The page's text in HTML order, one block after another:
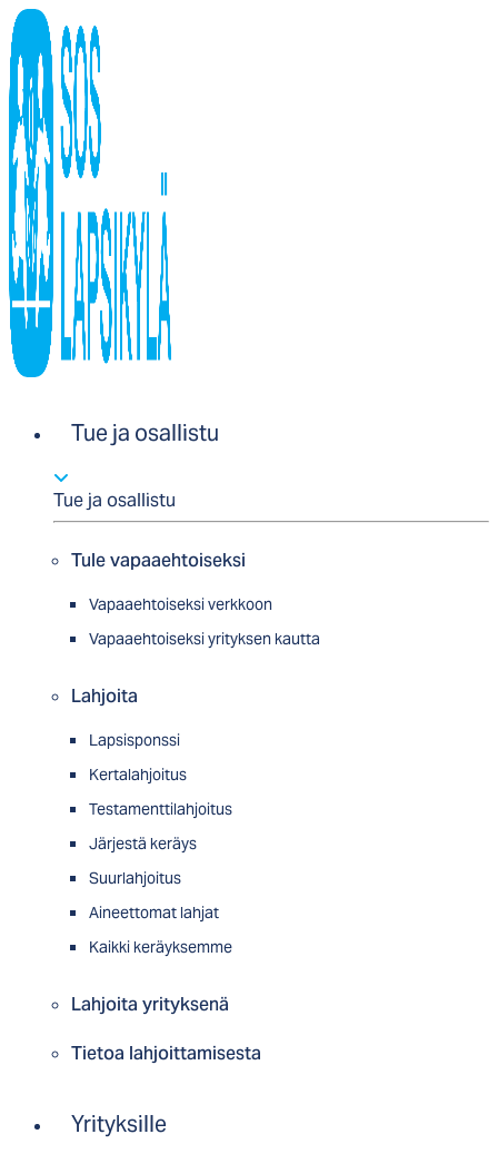
Tue ja osallistu
Tue ja osallistu
Tule vapaaehtoiseksi
Vapaaehtoiseksi verkkoon
Vapaaehtoiseksi yrityksen kautta
Lahjoita
Lapsisponssi
Kertalahjoitus
Testamenttilahjoitus
Järjestä keräys
Suurlahjoitus
Aineettomat lahjat
Kaikki keräyksemme
Lahjoita yrityksenä
Tietoa lahjoittamisesta
Yrityksille